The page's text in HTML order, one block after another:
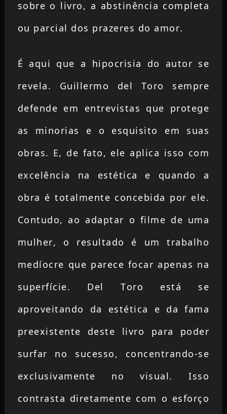
sobre o livro, a abstinência completa
ou parcial dos prazeres do amor.
É aqui que a hipocrisia do autor se
revela. Guillermo del Toro sempre
defende em entrevistas que protege
as minorias e o esquisito em suas
obras. E, de fato, ele aplica isso com
excelência na estética e quando a
obra é totalmente concebida por ele.
Contudo, ao adaptar o filme de uma
mulher, o resultado é um trabalho
medíocre que parece focar apenas na
superfície. Del Toro está se
aproveitando da estética e da fama
preexistente deste livro para poder
surfar no sucesso, concentrando-se
exclusivamente no visual. Isso
contrasta diretamente com o esforço